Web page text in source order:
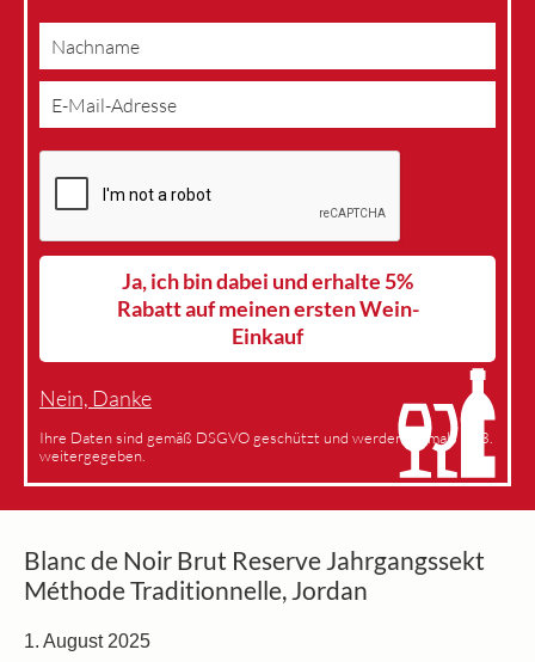
Ja, ich bin dabei und erhalte 5%
Rabatt auf meinen ersten Wein-
Einkauf
Nein, Danke
Ihre Daten sind gemäß DSGVO geschützt und werden niemals an 3.
weitergegeben.
Blanc de Noir Brut Reserve Jahrgangssekt
Méthode Traditionnelle, Jordan
1. August 2025